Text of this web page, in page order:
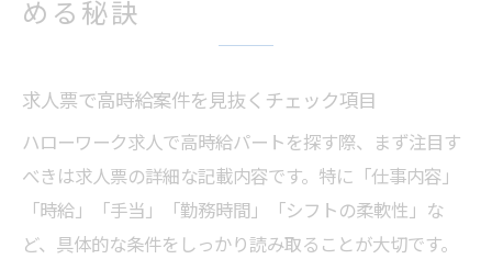
める秘訣
求人票で高時給案件を見抜くチェック項目
ハローワーク求人で高時給パートを探す際、まず注目す
べきは求人票の詳細な記載内容です。特に「仕事内容」
「時給」「手当」「勤務時間」「シフトの柔軟性」な
ど、具体的な条件をしっかり読み取ることが大切です。